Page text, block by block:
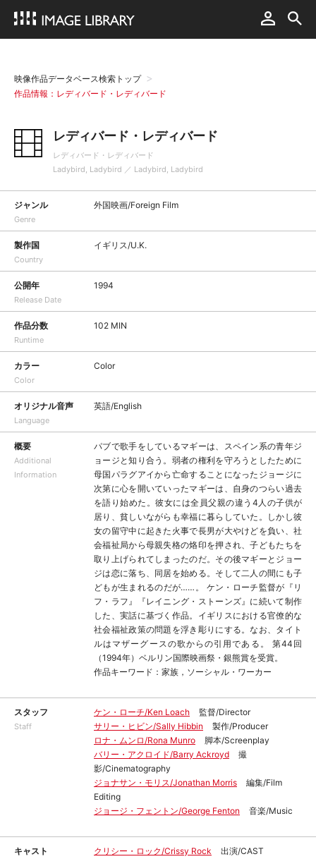
映像作品データベース検索トップ
作品情報：レディバード・レディバード
レディバード・レディバード
レディバード・レディバード
Ladybird, Ladybird ／ Ladybird, Ladybird
ジャンル
Genre
外国映画/Foreign Film
製作国
Country
イギリス/U.K.
公開年
Release Date
1994
作品分数
Runtime
102 MIN
カラー
Color
Color
オリジナル音声
Language
英語/English
概要
Additional
Information
パブで歌手をしているマギーは、スペイン系の青年ジ
ョージと知り合う。弱者の権利を守ろうとしたために
母国パラグアイから亡命することになったジョージに
次第に心を開いていったマギーは、自身のつらい過去
を語り始めた。彼女には全員父親の違う4人の子供が
居り、貧しいながらも幸福に暮らしていた。しかし彼
女の留守中に起きた火事で長男が大やけどを負い、社
会福祉局から母親失格の烙印を押され、子どもたちを
取り上げられてしまったのだ。その後マギーとジョー
ジは恋に落ち、同居を始める。そして二人の間にも子
どもが生まれるのだが……。 ケン・ローチ監督が『リ
フ・ラフ』『レイニング・ストーンズ』に続いて制作
した、実話に基づく作品。イギリスにおける官僚的な
社会福祉政策の問題を浮き彫りにする。なお、タイト
ルはマザーグースの歌からの引用である。 第44回
（1994年）ベルリン国際映画祭・銀熊賞を受賞。
作品キーワード：家族，ソーシャル・ワーカー
スタッフ
Staff
ケン・ローチ/Ken Loach
監督/Director
サリー・ヒビン/Sally Hibbin
製作/Producer
ロナ・ムンロ/Rona Munro
脚本/Screenplay
バリー・アクロイド/Barry Ackroyd
撮
影/Cinematography
ジョナサン・モリス/Jonathan Morris
編集/Film
Editing
ジョージ・フェントン/George Fenton
音楽/Music
キャスト クリシー・ロック/Crissy Rock
出演/CAST